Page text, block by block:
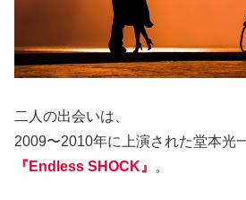
二人の出会いは、
2009〜2010年に上演された堂本光
『 Endless SHOCK 』 。